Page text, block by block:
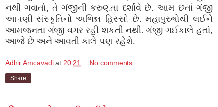
નથી ગવાતો, તે ગંજીની કરુણતા દર્શાવે છે. આમ છતાં ગંજી
આપણી સંસ્કૃતિનો અભિન્ન હિસ્સો છે. મહાપુરુષોથી લઈને
આમજનતા ગંજી વગર રહી શકતી નથી. ગંજી ગઈકાલે હતાં,
આજે છે અને આવતી કાલે પણ રહેશે.
Adhir Amdavadi at 20:21 No comments:
Share